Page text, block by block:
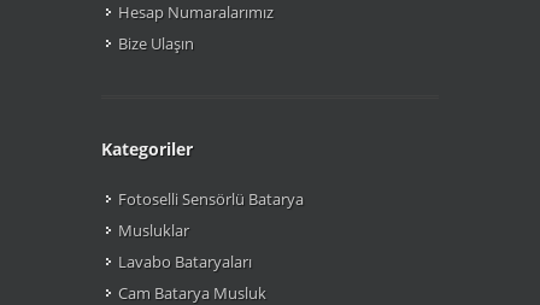
Hesap Numaralarımız
Bize Ulaşın
Kategoriler
Fotoselli Sensörlü Batarya
Musluklar
Lavabo Bataryaları
Cam Batarya Musluk